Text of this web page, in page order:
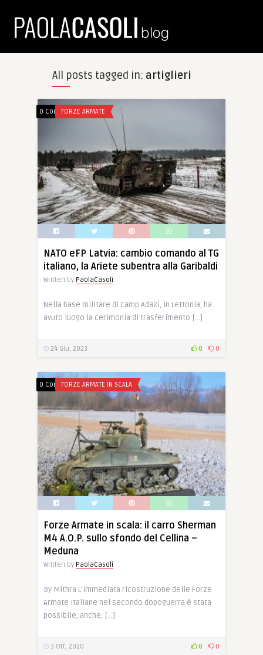
All posts tagged in: artiglieri
0 CommentsFORZE ARMATE
NATO eFP Latvia: cambio comando al TG
italiano, la Ariete subentra alla Garibaldi
Written by PaolaCasoli
Nella base militare di Camp Adazi, in Lettonia, ha
avuto luogo la cerimonia di trasferimento […]
24 Giu, 2023 0 0
0 CommentsFORZE ARMATE IN SCALA
Forze Armate in scala: il carro Sherman
M4 A.O.P. sullo sfondo del Cellina –
Meduna
Written by PaolaCasoli
By Mithra L’immediata ricostruzione delle Forze
Armate Italiane nel secondo dopoguerra è stata
possibile, anche, […]
3 Ott, 2020 0 0